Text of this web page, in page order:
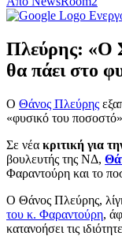
Πλεύρης: «Ο
θα πάει στο
Ο Θάνος Πλεύρης
«φυσικό του ποσοστό»
Σε νέα κριτική για
βουλευτής της ΝΔ,
Φαραντούρη και το
Ο Θάνος Πλεύρης,
του κ. Φαραντούρη,
κατανοήσει τις